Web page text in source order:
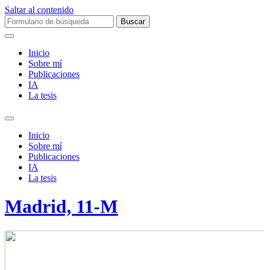
Saltar al contenido
Buscar:
Inicio
Sobre mí­
Publicaciones
IA
La tesis
Alternar
campo
búsqueda
Inicio
Sobre mí­
Publicaciones
IA
La tesis
Madrid, 11-M